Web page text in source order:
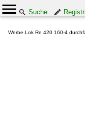
Suche
Werbe Lok Re 420 160-4